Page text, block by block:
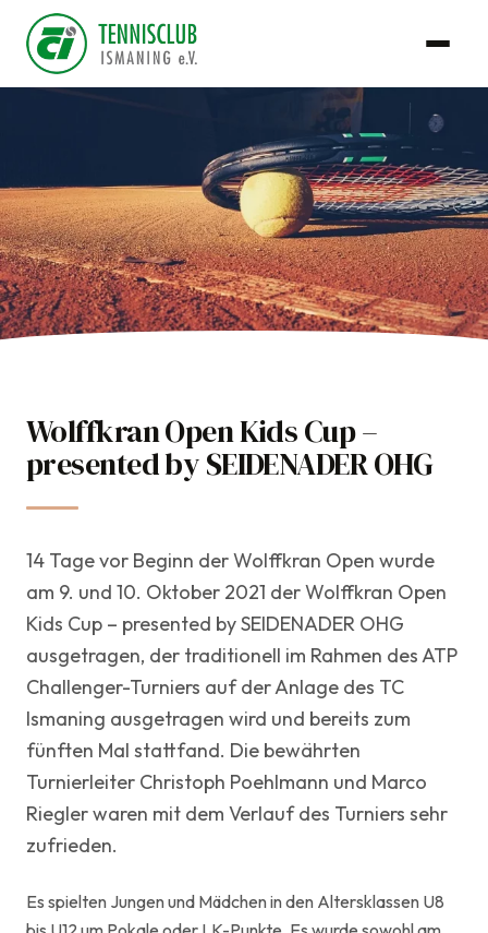
21. Oktober 2021
Jugend & Kids
Wolffkran Open Kids Cup –
presented by SEIDENADER OHG
14 Tage vor Beginn der Wolffkran Open wurde
am 9. und 10. Oktober 2021 der Wolffkran Open
Kids Cup – presented by SEIDENADER OHG
ausgetragen, der traditionell im Rahmen des ATP
Challenger-Turniers auf der Anlage des TC
Ismaning ausgetragen wird und bereits zum
fünften Mal stattfand. Die bewährten
Turnierleiter Christoph Poehlmann und Marco
Riegler waren mit dem Verlauf des Turniers sehr
zufrieden.
Es spielten Jungen und Mädchen in den Altersklassen U8